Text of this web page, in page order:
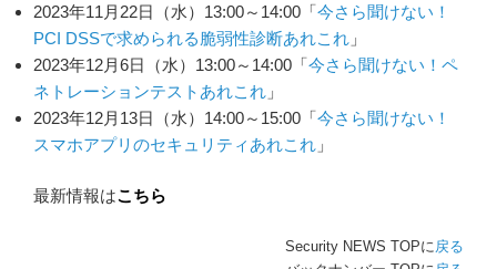
2023年11月22日（水）13:00～14:00「今さら聞けない！
PCI DSSで求められる脆弱性診断あれこれ 」
2023年12月6日（水）13:00～14:00「今さら聞けない！ペ
ネトレーションテストあれこれ 」
2023年12月13日（水）14:00～15:00「今さら聞けない！
スマホアプリのセキュリティあれこれ 」
最新情報はこちら
Security NEWS TOPに 戻る